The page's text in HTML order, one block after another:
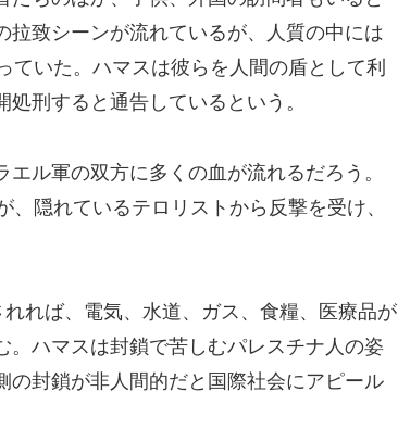
致シーンが流れているが、人質の中には
いた。ハマスは彼らを人間の盾として利
刑すると通告しているという。
ル軍の双方に多くの血が流れるだろう。
隠れているテロリストから反撃を受け、
れば、電気、水道、ガス、食糧、医療品が
ハマスは封鎖で苦しむパレスチナ人の姿
の封鎖が非人間的だと国際社会にアピール